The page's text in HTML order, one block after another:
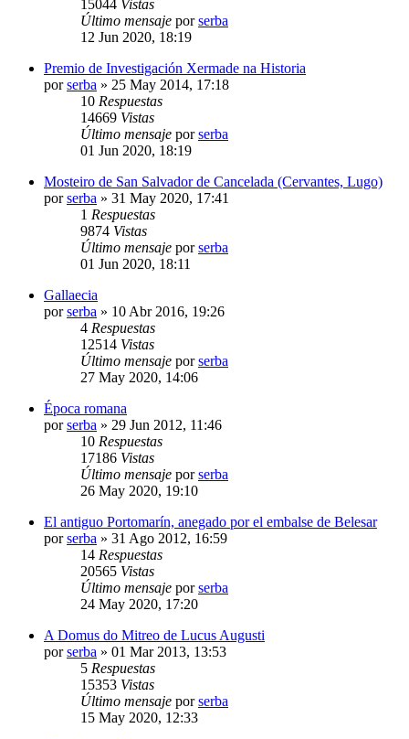
15044 Vistas
Último mensaje porserba
12 Jun 2020, 18:19
Premio de Investigación Xermade na Historia
porserba » 25 May 2014, 17:18
10 Respuestas
14669 Vistas
Último mensaje porserba
01 Jun 2020, 18:19
Mosteiro de San Salvador de Cancelada (Cervantes, Lugo)
porserba » 31 May 2020, 17:41
1 Respuestas
9874 Vistas
Último mensaje porserba
01 Jun 2020, 18:11
Gallaecia
porserba » 10 Abr 2016, 19:26
4 Respuestas
12514 Vistas
Último mensaje porserba
27 May 2020, 14:06
Época romana
porserba » 29 Jun 2012, 11:46
10 Respuestas
17186 Vistas
Último mensaje porserba
26 May 2020, 19:10
El antiguo Portomarín, anegado por el embalse de Belesar
porserba » 31 Ago 2012, 16:59
14 Respuestas
20565 Vistas
Último mensaje porserba
24 May 2020, 17:20
A Domus do Mitreo de Lucus Augusti
porserba » 01 Mar 2013, 13:53
5 Respuestas
15353 Vistas
Último mensaje porserba
15 May 2020, 12:33